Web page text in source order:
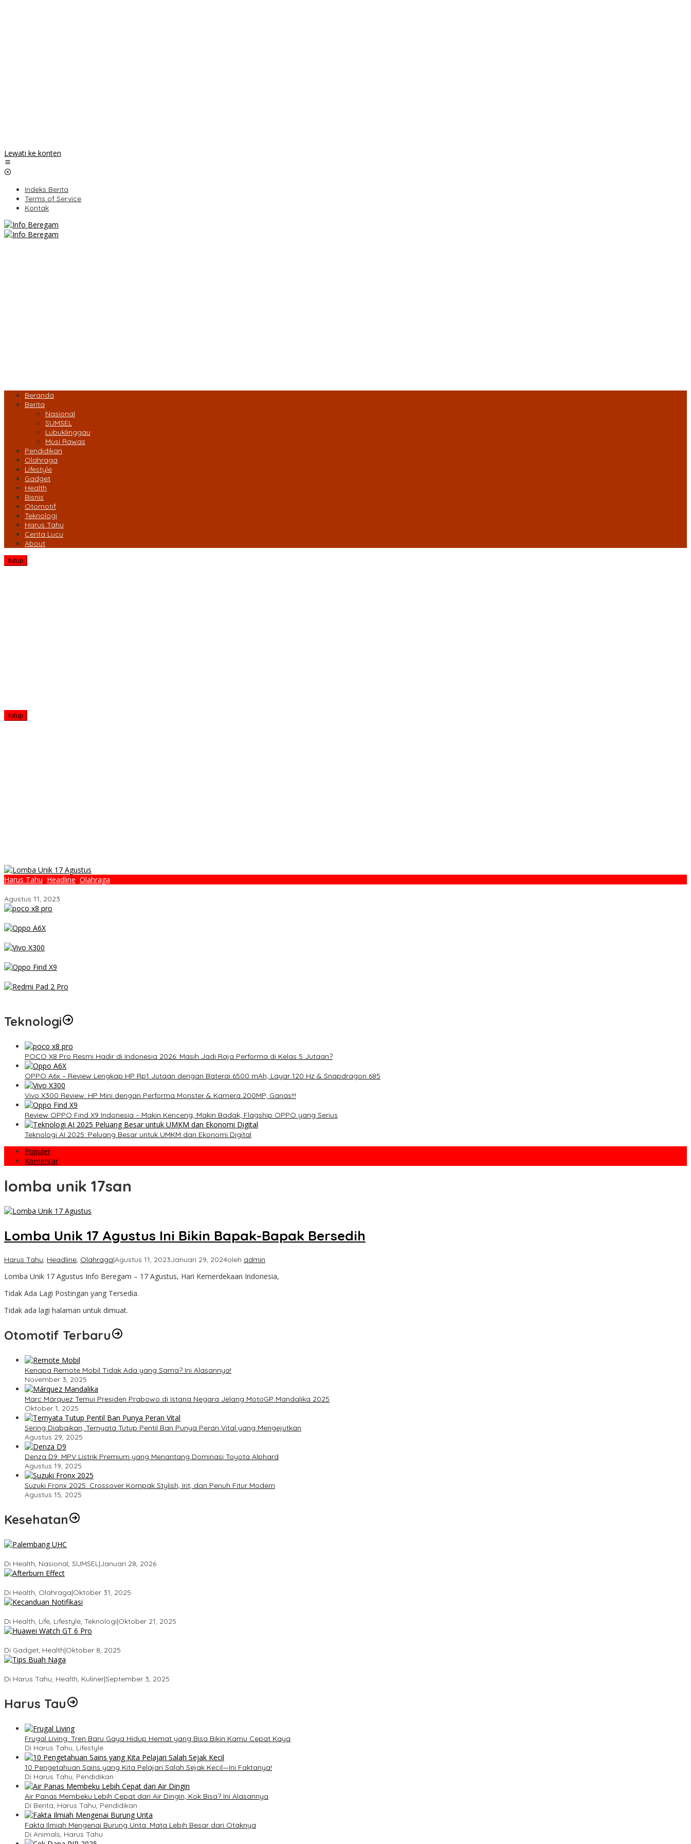
Lewati ke konten
Indeks Berita
Terms of Service
Kontak
Beranda
Berita
Nasional
SUMSEL
Lubuklinggau
Musi Rawas
Pendidikan
Olahraga
Lifestyle
Gadget
Health
Bisnis
Otomotif
Teknologi
Harus Tahu
Cerita Lucu
About
tutup
tutup
Harus Tahu, Headline, Olahraga
Agustus 11, 2023
Teknologi
POCO X8 Pro Resmi Hadir di Indonesia 2026: Masih Jadi Raja Performa di Kelas 5 Jutaan?
OPPO A6x – Review Lengkap HP Rp1 Jutaan dengan Baterai 6500 mAh, Layar 120 Hz & Snapdragon 685
Vivo X300 Review: HP Mini dengan Performa Monster & Kamera 200MP, Ganas!!!
Review OPPO Find X9 Indonesia – Makin Kenceng, Makin Badak, Flagship OPPO yang Serius
Teknologi AI 2025: Peluang Besar untuk UMKM dan Ekonomi Digital
Populer
Komentar
lomba unik 17san
Lomba Unik 17 Agustus Ini Bikin Bapak-Bapak Bersedih
Harus Tahu, Headline, Olahraga|Agustus 11, 2023Januari 29, 2024oleh admin
Lomba Unik 17 Agustus Info Beregam – 17 Agustus, Hari Kemerdekaan Indonesia,
Tidak Ada Lagi Postingan yang Tersedia.
Tidak ada lagi halaman untuk dimuat.
Otomotif Terbaru
Kenapa Remote Mobil Tidak Ada yang Sama? Ini Alasannya!
November 3, 2025
Marc Márquez Temui Presiden Prabowo di Istana Negara Jelang MotoGP Mandalika 2025
Oktober 1, 2025
Sering Diabaikan, Ternyata Tutup Pentil Ban Punya Peran Vital yang Mengejutkan
Agustus 29, 2025
Denza D9: MPV Listrik Premium yang Menantang Dominasi Toyota Alphard
Agustus 19, 2025
Suzuki Fronx 2025: Crossover Kompak Stylish, Irit, dan Penuh Fitur Modern
Agustus 15, 2025
Kesehatan
Di Health, Nasional, SUMSEL|Januari 28, 2026
Di Health, Olahraga|Oktober 31, 2025
Di Health, Life, Lifestyle, Teknologi|Oktober 21, 2025
Di Gadget, Health|Oktober 8, 2025
Di Harus Tahu, Health, Kuliner|September 3, 2025
Harus Tau
Frugal Living: Tren Baru Gaya Hidup Hemat yang Bisa Bikin Kamu Cepat Kaya
Di Harus Tahu, Lifestyle
10 Pengetahuan Sains yang Kita Pelajari Salah Sejak Kecil—Ini Faktanya!
Di Harus Tahu, Pendidikan
Air Panas Membeku Lebih Cepat dari Air Dingin, Kok Bisa? Ini Alasannya
Di Berita, Harus Tahu, Pendidikan
Fakta Ilmiah Mengenai Burung Unta: Mata Lebih Besar dari Otaknya
Di Animals, Harus Tahu